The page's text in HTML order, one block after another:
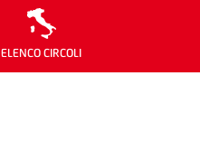
ELENCO CIRCOLI